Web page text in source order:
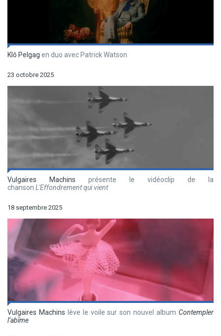
Klô Pelgag en duo avec Patrick Watson
23 octobre 2025
Vulgaires Machins présente le vidéoclip de la
chanson L'Effondrement qui vient
18 septembre 2025
Vulgaires Machins lève le voile sur son nouvel albumContempler
l’abîme